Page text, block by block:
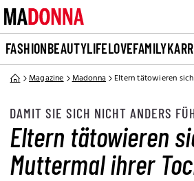
FASHIONBEAUTYLIFELOVEFAMILY
Magazine Madonna Eltern tätowieren
DAMIT SIE SICH NICHT ANDERS
Eltern tätowieren
Muttermal ihrer